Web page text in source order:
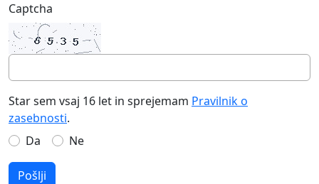
Captcha
Star sem vsaj 16 let in sprejemam Pravilnik o
zasebnosti.
Da
Ne
Pošlji